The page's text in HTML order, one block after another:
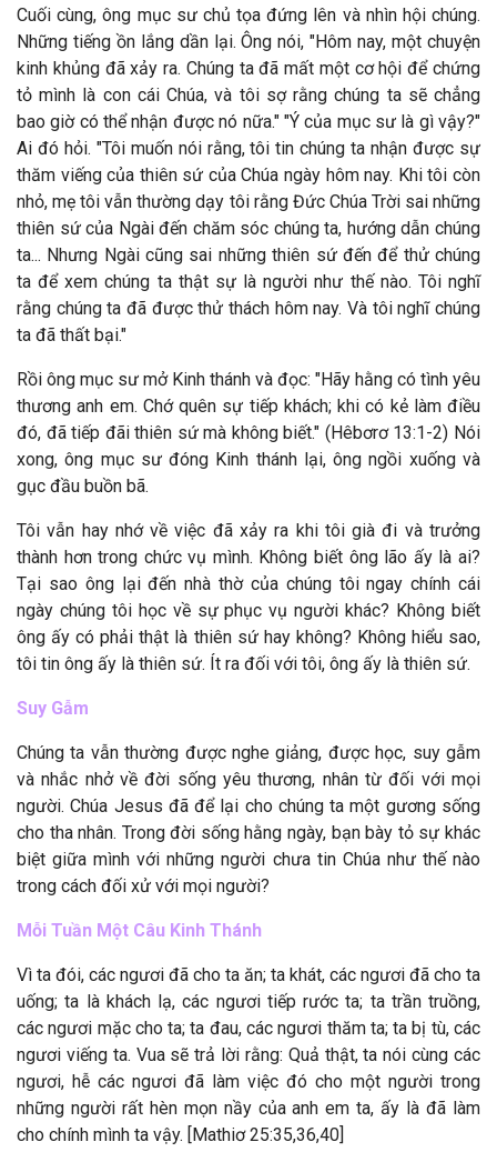
Cuối cùng, ông mục sư chủ tọa đứng lên và nhìn hội chúng.
Những tiếng ồn lắng dần lại. Ông nói, "Hôm nay, một chuyện
kinh khủng đã xảy ra. Chúng ta đã mất một cơ hội để chứng
tỏ mình là con cái Chúa, và tôi sợ rằng chúng ta sẽ chẳng
bao giờ có thể nhận được nó nữa." "Ý của mục sư là gì vậy?"
Ai đó hỏi. "Tôi muốn nói rằng, tôi tin chúng ta nhận được sự
thăm viếng của thiên sứ của Chúa ngày hôm nay. Khi tôi còn
nhỏ, mẹ tôi vẫn thường dạy tôi rằng Đức Chúa Trời sai những
thiên sứ của Ngài đến chăm sóc chúng ta, hướng dẫn chúng
ta... Nhưng Ngài cũng sai những thiên sứ đến để thử chúng
ta để xem chúng ta thật sự là người như thế nào. Tôi nghĩ
rằng chúng ta đã được thử thách hôm nay. Và tôi nghĩ chúng
ta đã thất bại."
Rồi ông mục sư mở Kinh thánh và đọc: "Hãy hằng có tình yêu
thương anh em. Chớ quên sự tiếp khách; khi có kẻ làm điều
đó, đã tiếp đãi thiên sứ mà không biết." (Hêbơrơ 13:1-2) Nói
xong, ông mục sư đóng Kinh thánh lại, ông ngồi xuống và
gục đầu buồn bã.
Tôi vẫn hay nhớ về việc đã xảy ra khi tôi già đi và trưởng
thành hơn trong chức vụ mình. Không biết ông lão ấy là ai?
Tại sao ông lại đến nhà thờ của chúng tôi ngay chính cái
ngày chúng tôi học về sự phục vụ người khác? Không biết
ông ấy có phải thật là thiên sứ hay không? Không hiểu sao,
tôi tin ông ấy là thiên sứ. Ít ra đối với tôi, ông ấy là thiên sứ.
Suy Gẫm
Chúng ta vẫn thường được nghe giảng, được học, suy gẫm
và nhắc nhở về đời sống yêu thương, nhân từ đối với mọi
người. Chúa Jesus đã để lại cho chúng ta một gương sống
cho tha nhân. Trong đời sống hằng ngày, bạn bày tỏ sự khác
biệt giữa mình với những người chưa tin Chúa như thế nào
trong cách đối xử với mọi người?
Mỗi Tuần Một Câu Kinh Thánh
Vì ta đói, các ngươi đã cho ta ăn; ta khát, các ngươi đã cho ta
uống; ta là khách lạ, các ngươi tiếp rước ta; ta trần truồng,
các ngươi mặc cho ta; ta đau, các ngươi thăm ta; ta bị tù, các
ngươi viếng ta. Vua sẽ trả lời rằng: Quả thật, ta nói cùng các
ngươi, hễ các ngươi đã làm việc đó cho một người trong
những người rất hèn mọn nầy của anh em ta, ấy là đã làm
cho chính mình ta vậy. [Mathiơ 25:35,36,40]